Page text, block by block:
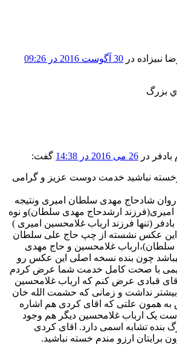
نبيزاده در 30 آگوست 2016 در 09:26
بزرگ
در 26 می 2016 در 14:38 گفت:
نباشید خدمت دوست عزیز و گرامی
روان شادحاج مهدی سلطان امیری ونتیجه
امیری(فرزند ارشدحاج مهدی سلطان)و نوه
(تنها فرزند ارباب غلامحسین امیری )
این عکس نشسته از چپ حاج علی سلطان
سلطان)،ارباب غلامحسین و حاج مهدی
چون بنده نسخه اصلی این عکس رو
با صحت کامل خدمت شما عرض کردم
قبادی عرض کنم که ارباب غلامحسین
بیشتر نداشت و زمانی که حشمت الله خان
به همون علتی که اقای کردی هم اشاره
یک ارباب غلامحسین دیگر هم وجود
بنده تشابه اسمی دارد. اقای کردی
برایتان ارزو مندم خسته نباشید.